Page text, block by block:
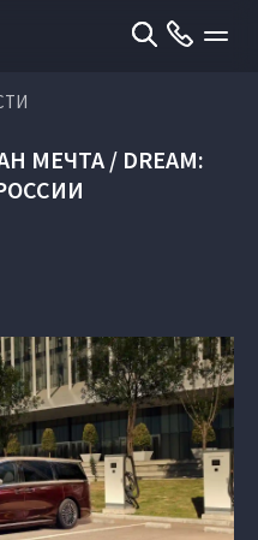
МЕЧТА / DREAM: